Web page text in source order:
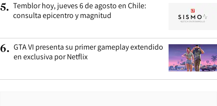
5. Temblor hoy, jueves 6 de agosto en Chile:
consulta epicentro y magnitud
6. GTA VI presenta su primer gameplay extendido
en exclusiva por Netflix